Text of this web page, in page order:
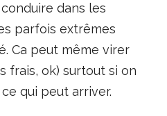
dans les
parfois extrêmes
Ca peut même virer
frais, ok) surtout si on
qui peut arriver.